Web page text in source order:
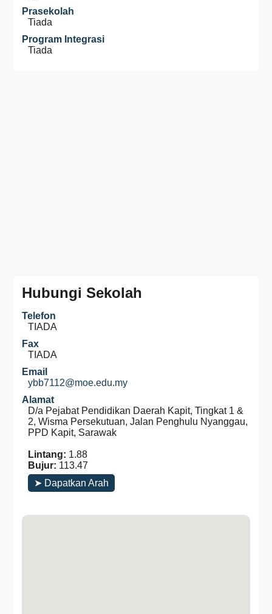
Prasekolah
Tiada
Program Integrasi
Tiada
Hubungi Sekolah
Telefon
TIADA
Fax
TIADA
Email
ybb7112@moe.edu.my
Alamat
D/a Pejabat Pendidikan Daerah Kapit, Tingkat 1 &
2, Wisma Persekutuan, Jalan Penghulu Nyanggau,
PPD Kapit, Sarawak
Lintang: 1.88
Bujur: 113.47
➤ Dapatkan Arah